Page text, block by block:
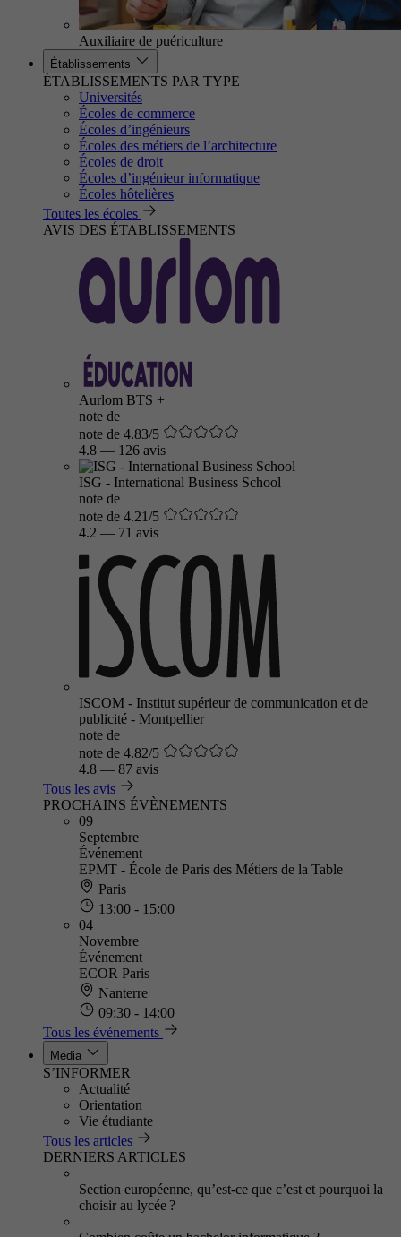
Auxiliaire de puériculture
Établissements
ÉTABLISSEMENTS PAR TYPE
Universités
Écoles de commerce
Écoles d’ingénieurs
Écoles des métiers de l’architecture
Écoles de droit
Écoles d’ingénieur informatique
Écoles hôtelières
Toutes les écoles
AVIS DES ÉTABLISSEMENTS
Aurlom BTS +
note de
note de 4.83/5
4.8 — 126 avis
ISG - International Business School
note de
note de 4.21/5
4.2 — 71 avis
ISCOM - Institut supérieur de communication et de
publicité - Montpellier
note de
note de 4.82/5
4.8 — 87 avis
Tous les avis
PROCHAINS ÉVÈNEMENTS
09
Septembre
Événement
EPMT - École de Paris des Métiers de la Table
Paris
13:00 - 15:00
04
Novembre
Événement
ECOR Paris
Nanterre
09:30 - 14:00
Tous les événements
Média
S’INFORMER
Actualité
Orientation
Vie étudiante
Tous les articles
DERNIERS ARTICLES
Section européenne, qu’est-ce que c’est et pourquoi la
choisir au lycée ?